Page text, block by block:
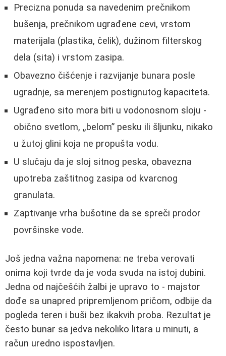
Precizna ponuda sa navedenim prečnikom
bušenja, prečnikom ugrađene cevi, vrstom
materijala (plastika, čelik), dužinom filterskog
dela (sita) i vrstom zasipa.
Obavezno čišćenje i razvijanje bunara posle
ugradnje, sa merenjem postignutog kapaciteta.
Ugrađeno sito mora biti u vodonosnom sloju -
obično svetlom, „belom” pesku ili šljunku, nikako
u žutoj glini koja ne propušta vodu.
U slučaju da je sloj sitnog peska, obavezna
upotreba zaštitnog zasipa od kvarcnog
granulata.
Zaptivanje vrha bušotine da se spreči prodor
površinske vode.
Još jedna važna napomena: ne treba verovati
onima koji tvrde da je voda svuda na istoj dubini.
Jedna od najčešćih žalbi je upravo to - majstor
dođe sa unapred pripremljenom pričom, odbije da
pogleda teren i buši bez ikakvih proba. Rezultat je
često bunar sa jedva nekoliko litara u minuti, a
račun uredno ispostavljen.